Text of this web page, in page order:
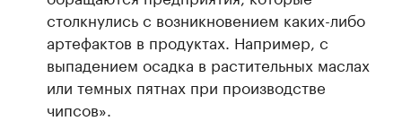
столкнулись с возникновением каких-либо
артефактов в продуктах. Например, с
выпадением осадка в растительных маслах
или темных пятнах при производстве
чипсов».